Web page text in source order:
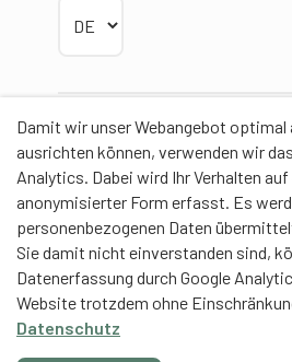
Damit wir unser Webangebot
ausrichten können, verwenden wir
Analytics. Dabei wird Ihr Verhalten
anonymisierter Form erfasst. Es
personenbezogenen Daten
Sie damit nicht einverstanden sind,
Datenerfassung durch Google
Website trotzdem ohne
Datenschutz
Partner
Contentpartner
Eidgenössische
EHSM